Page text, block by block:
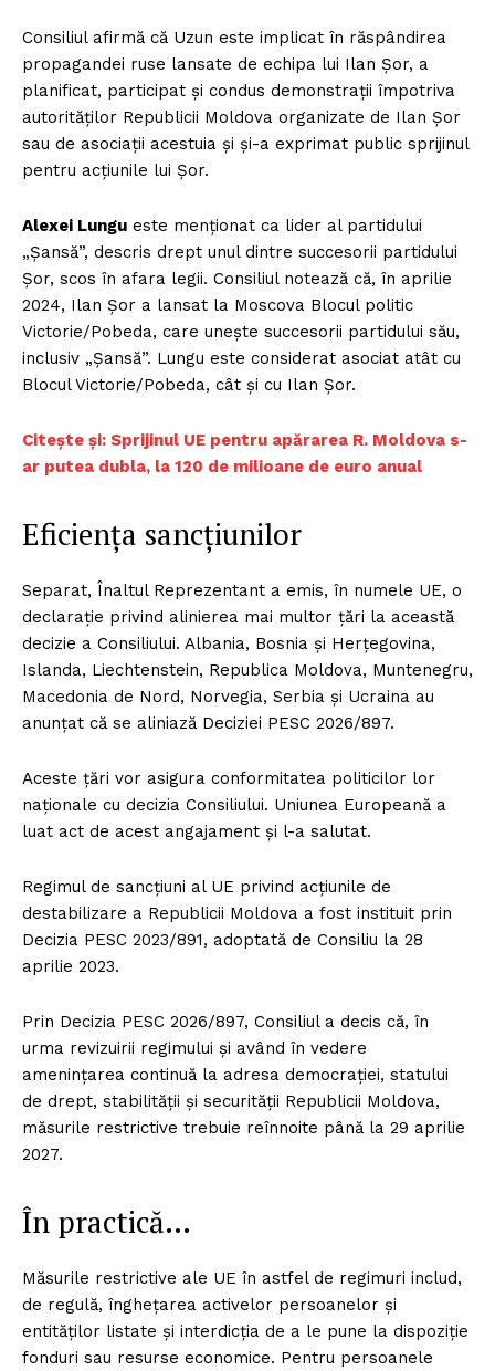
Consiliul afirmă că Uzun este implicat în răspândirea
propagandei ruse lansate de echipa lui Ilan Șor, a
planificat, participat și condus demonstrații împotriva
autorităților Republicii Moldova organizate de Ilan Șor
sau de asociații acestuia și și-a exprimat public sprijinul
pentru acțiunile lui Șor.
Alexei Lungu este menționat ca lider al partidului
„Șansă”, descris drept unul dintre succesorii partidului
Șor, scos în afara legii. Consiliul notează că, în aprilie
2024, Ilan Șor a lansat la Moscova Blocul politic
Victorie/Pobeda, care unește succesorii partidului său,
inclusiv „Șansă”. Lungu este considerat asociat atât cu
Blocul Victorie/Pobeda, cât și cu Ilan Șor.
Citește și: Sprijinul UE pentru apărarea R. Moldova s-
ar putea dubla, la 120 de milioane de euro anual
Eficiența sancțiunilor
Separat, Înaltul Reprezentant a emis, în numele UE, o
declarație privind alinierea mai multor țări la această
decizie a Consiliului. Albania, Bosnia și Herțegovina,
Islanda, Liechtenstein, Republica Moldova, Muntenegru,
Macedonia de Nord, Norvegia, Serbia și Ucraina au
anunțat că se aliniază Deciziei PESC 2026/897.
Aceste țări vor asigura conformitatea politicilor lor
naționale cu decizia Consiliului. Uniunea Europeană a
luat act de acest angajament și l-a salutat.
Regimul de sancțiuni al UE privind acțiunile de
destabilizare a Republicii Moldova a fost instituit prin
Decizia PESC 2023/891, adoptată de Consiliu la 28
aprilie 2023.
Prin Decizia PESC 2026/897, Consiliul a decis că, în
urma revizuirii regimului și având în vedere
amenințarea continuă la adresa democrației, statului
de drept, stabilității și securității Republicii Moldova,
măsurile restrictive trebuie reînnoite până la 29 aprilie
2027.
În practică…
Măsurile restrictive ale UE în astfel de regimuri includ,
de regulă, înghețarea activelor persoanelor și
entităților listate și interdicția de a le pune la dispoziție
fonduri sau resurse economice. Pentru persoanele